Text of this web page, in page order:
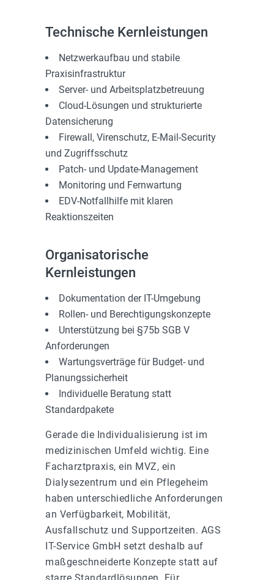
Technische Kernleistungen
Netzwerkaufbau und stabile
Praxisinfrastruktur
Server- und Arbeitsplatzbetreuung
Cloud-Lösungen und strukturierte
Datensicherung
Firewall, Virenschutz, E-Mail-Security
und Zugriffsschutz
Patch- und Update-Management
Monitoring und Fernwartung
EDV-Notfallhilfe mit klaren
Reaktionszeiten
Organisatorische
Kernleistungen
Dokumentation der IT-Umgebung
Rollen- und Berechtigungskonzepte
Unterstützung bei §75b SGB V
Anforderungen
Wartungsverträge für Budget- und
Planungssicherheit
Individuelle Beratung statt
Standardpakete
Gerade die Individualisierung ist im
medizinischen Umfeld wichtig. Eine
Facharztpraxis, ein MVZ, ein
Dialysezentrum und ein Pflegeheim
haben unterschiedliche Anforderungen
an Verfügbarkeit, Mobilität,
Ausfallschutz und Supportzeiten. AGS
IT-Service GmbH setzt deshalb auf
maßgeschneiderte Konzepte statt auf